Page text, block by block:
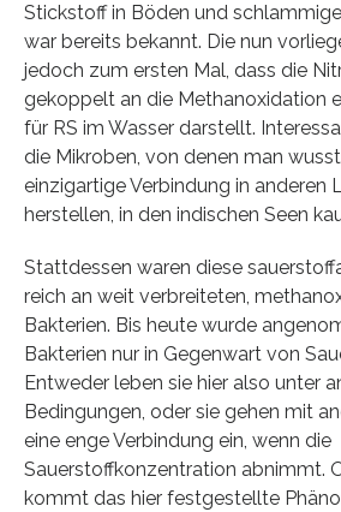
Stickstoff in Böden und
war bereits bekannt. Die nun
jedoch zum ersten Mal, dass die
gekoppelt an die Methanoxidation
für RS im Wasser darstellt.
die Mikroben, von denen man
einzigartige Verbindung in anderen
herstellen, in den indischen Seen
Stattdessen waren diese
reich an weit verbreiteten,
Bakterien. Bis heute wurde
Bakterien nur in Gegenwart von
Entweder leben sie hier also unter
Bedingungen, oder sie gehen mit
eine enge Verbindung ein, wenn die
Sauerstoffkonzentration abnimmt.
kommt das hier festgestellte